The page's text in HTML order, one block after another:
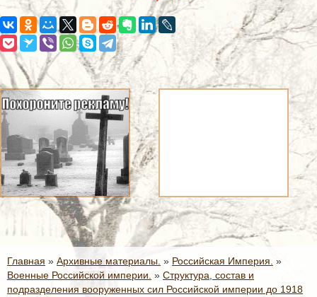
Главная » Архивные материалы. » Российская Империя. »
Военные Российской империи. » Структура, состав и
подразделения вооруженных сил Российской империи до 1918